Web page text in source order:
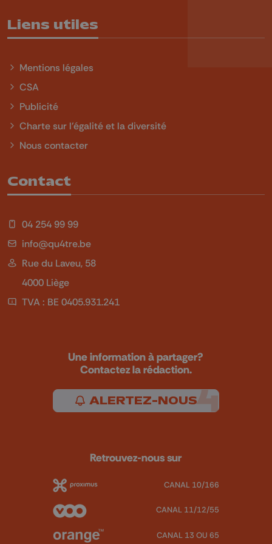
Liens utiles
Mentions légales
CSA
Publicité
Charte sur l'égalité et la diversité
Nous contacter
Contact
04 254 99 99
info@qu4tre.be
Rue du Laveu, 58
4000 Liège
TVA : BE 0405.931.241
Une information à partager?
Contactez la rédaction.
ALERTEZ-NOUS
Retrouvez-nous sur
CANAL 10/166
CANAL 11/12/55
CANAL 13 OU 65